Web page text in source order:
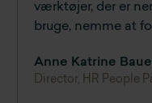
værktøjer, der er
bruge, nemme at
Anne Katrine
Director, HR People